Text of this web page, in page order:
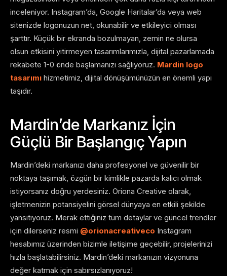
inceleniyor. Instagram’da, Google Haritalar’da veya web
sitenizde logonuzun net, okunabilir ve etkileyici olması
şarttır. Küçük bir ekranda bozulmayan, zemin ne olursa
olsun etkisini yitirmeyen tasarımlarımızla, dijital pazarlamada
rekabete 1-0 önde başlamanızı sağlıyoruz. Mardin logo
tasarımı hizmetimiz, dijital dönüşümünüzün en önemli yapı
taşıdır.
Mardin’de Markanız İçin
Güçlü Bir Başlangıç Yapın
Mardin’deki markanızı daha profesyonel ve güvenilir bir
noktaya taşımak, özgün bir kimlikle pazarda kalıcı olmak
istiyorsanız doğru yerdesiniz. Oriona Creative olarak,
işletmenizin potansiyelini görsel dünyaya en etkili şekilde
yansıtıyoruz. Merak ettiğiniz tüm detaylar ve güncel trendler
için dilerseniz resmi @orionacreativeco Instagram
hesabımız üzerinden bizimle iletişime geçebilir, projelerinizi
hızla başlatabilirsiniz. Mardin’deki markanızın vizyonuna
değer katmak için sabırsızlanıyoruz!